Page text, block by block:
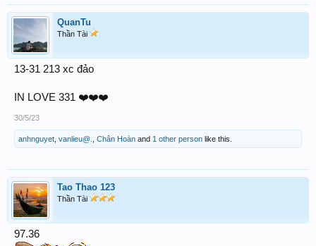
QuanTu
Thần Tài
13-31 213 xc đảo
IN LOVE 331 ❤️❤️❤️
30/5/23
anhnguyet vanlieu@. Chân Hoàn and 1 other person like this.
Tao Thao 123
Thần Tài
97.36